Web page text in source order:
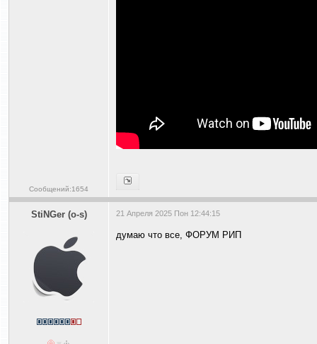
Сообщений:1654
StiNGer (o-s) 21 Апреля 2025 Пон 12:44:15
думаю что все, ФОРУМ РИП